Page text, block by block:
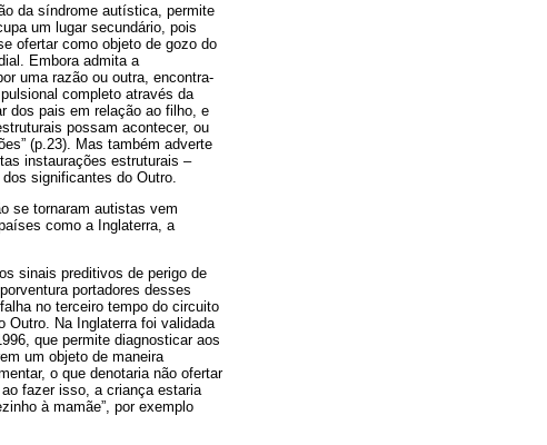
da síndrome autística, permite
um lugar secundário, pois
ofertar como objeto de gozo do
Embora admita a
uma razão ou outra, encontra-
completo através da
dos pais em relação ao filho, e
possam acontecer, ou
(p.23). Mas também adverte
instaurações estruturais –
significantes do Outro.
se tornaram autistas vem
como a Inglaterra, a
sinais preditivos de perigo de
portadores desses
no terceiro tempo do circuito
Outro. Na Inglaterra foi validada
que permite diagnosticar aos
um objeto de maneira
o que denotaria não ofertar
fazer isso, a criança estaria
à mamãe”, por exemplo